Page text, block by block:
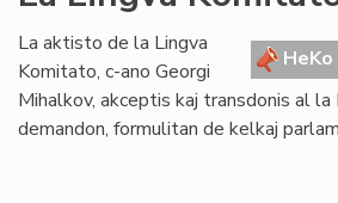
La aktisto de la Lingva
Komitato, c-ano Georgi
Mihalkov, akceptis kaj transdonis al la
demandon, formulitan de kelkaj